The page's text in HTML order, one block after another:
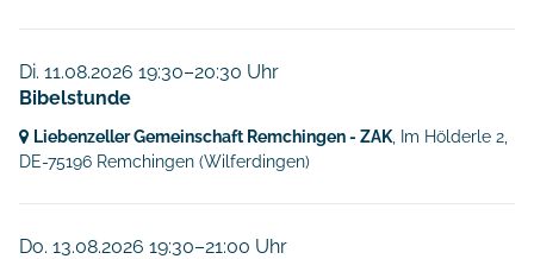
Di. 11.08.2026 19:30–20:30 Uhr
Bibelstunde
Liebenzeller Gemeinschaft Remchingen - ZAK , Im Hölderle 2,
DE-75196 Remchingen (Wilferdingen)
Do. 13.08.2026 19:30–21:00 Uhr